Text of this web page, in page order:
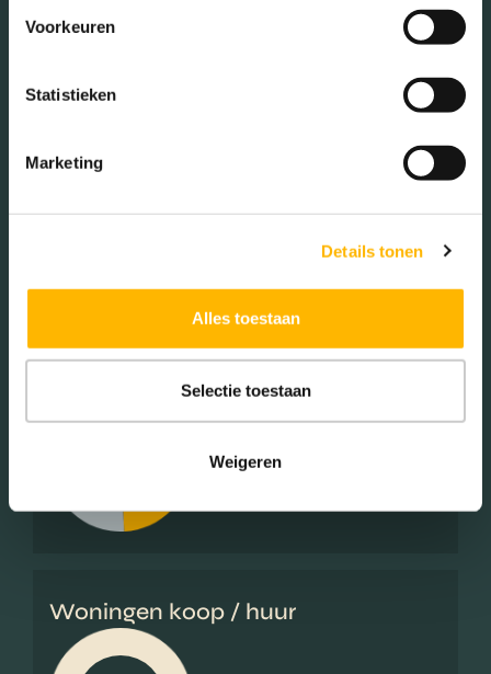
Voorkeuren
Statistieken
Marketing
Details tonen
Alles toestaan
Selectie toestaan
Weigeren
Met kinderen (43.30%)
Éénpersoons huishoudens
Woningen koop / huur